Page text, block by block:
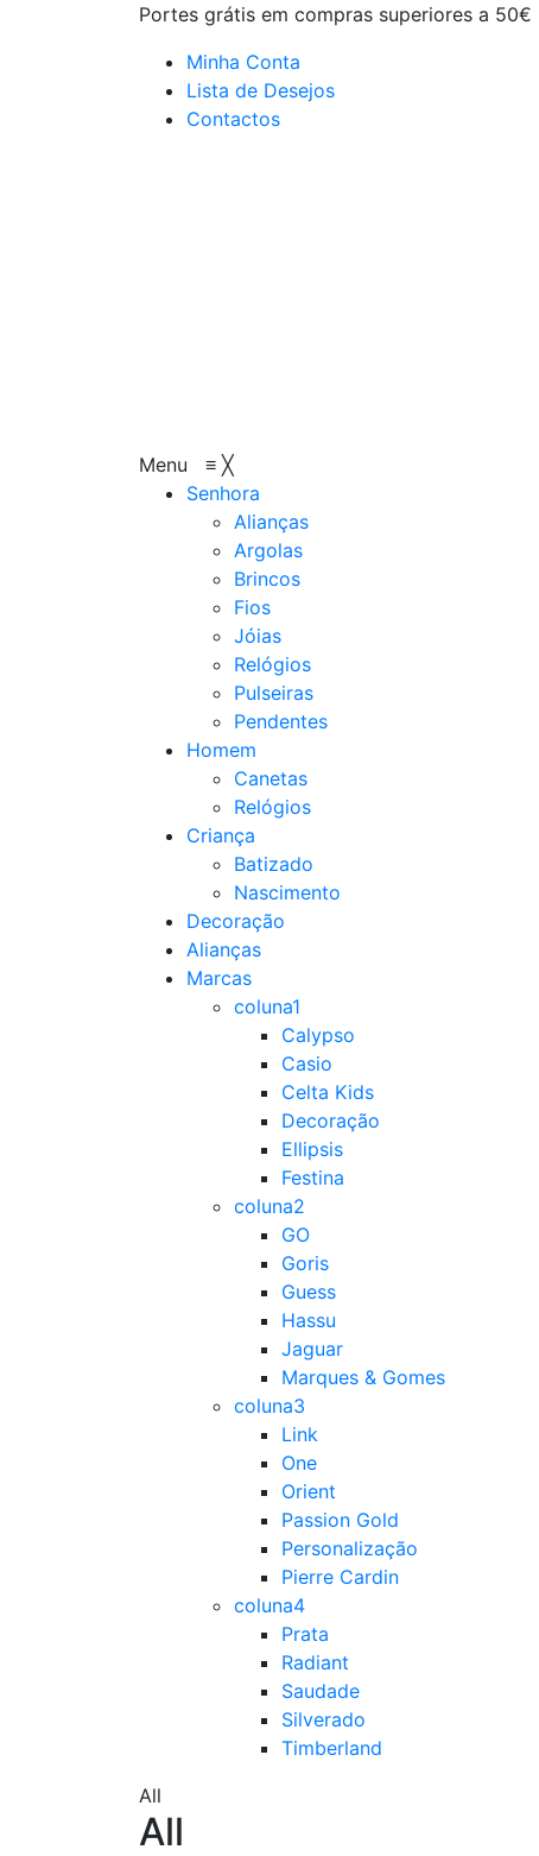
Portes grátis em compras superiores a 50€
Minha Conta
Lista de Desejos
Contactos
Menu ≡ ╳
Senhora
Alianças
Argolas
Brincos
Fios
Jóias
Relógios
Pulseiras
Pendentes
Homem
Canetas
Relógios
Criança
Batizado
Nascimento
Decoração
Alianças
Marcas
coluna1
Calypso
Casio
Celta Kids
Decoração
Ellipsis
Festina
coluna2
GO
Goris
Guess
Hassu
Jaguar
Marques & Gomes
coluna3
Link
One
Orient
Passion Gold
Personalização
Pierre Cardin
coluna4
Prata
Radiant
Saudade
Silverado
Timberland
All
All